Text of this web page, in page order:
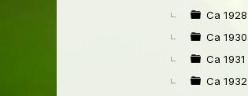
Ca 1928
Ca 1930
Ca 1931
Ca 1932